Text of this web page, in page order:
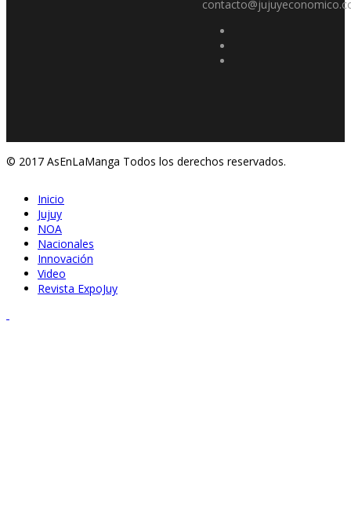
© 2017 AsEnLaManga Todos los derechos reservados.
Inicio
Jujuy
NOA
Nacionales
Innovación
Video
Revista ExpoJuy